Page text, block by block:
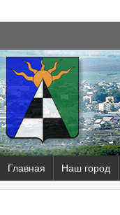
Главная Наш город